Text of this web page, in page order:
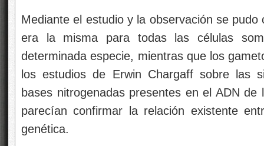
Mediante el estudio y la observación se
era la misma para todas las células
determinada especie, mientras que los
los estudios de Erwin Chargaff sobre las
bases nitrogenadas presentes en el ADN
parecían confirmar la relación existente
genética.